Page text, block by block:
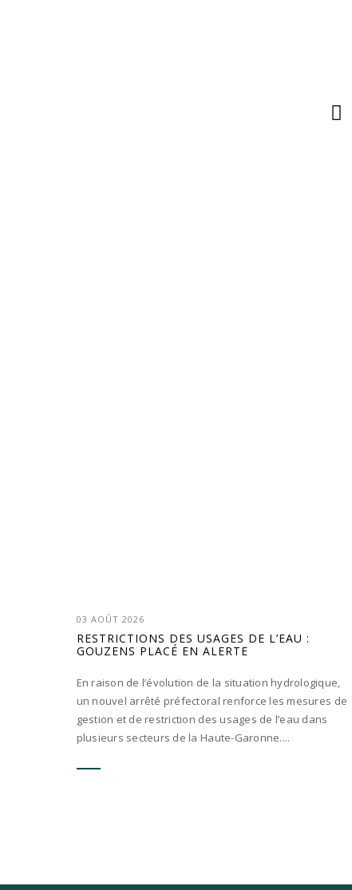
03 AOÛT 2026
RESTRICTIONS DES USAGES DE L’EAU :
GOUZENS PLACÉ EN ALERTE
En raison de l’évolution de la situation hydrologique,
un nouvel arrêté préfectoral renforce les mesures de
gestion et de restriction des usages de l’eau dans
plusieurs secteurs de la Haute-Garonne....